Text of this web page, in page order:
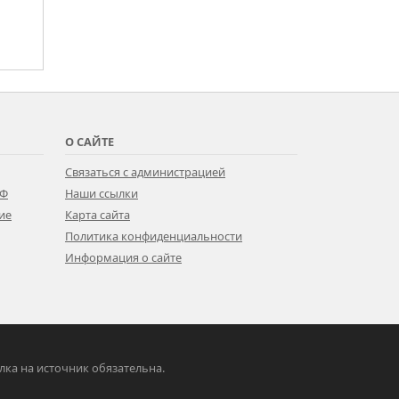
О САЙТЕ
Связаться с администрацией
Наши ссылки
Карта сайта
Политика конфиденциальности
Информация о сайте
на источник обязательна.